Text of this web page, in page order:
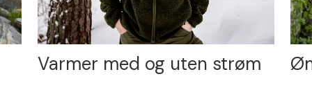
Varmer med og uten strøm